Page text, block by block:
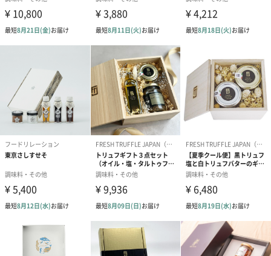
自家製味噌をベースに、細かく刻んだごぼうがゴロゴロと入って
います。
ごはんはもちろん、炒めものの味付けとしても重宝します。
おかずみそ（とうがらし）
自家製味噌をベースに、細かく刻んだ原木しいたけが入っていま
す。
ごはんはもちろん、キュウリなどの生野菜にもよく合います。
オリジナルの箱にお入れしてお届け
オリジナルの箱に入っています。